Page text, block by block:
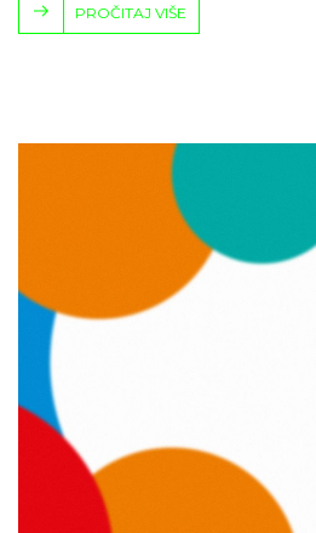
PROČITAJ VIŠE